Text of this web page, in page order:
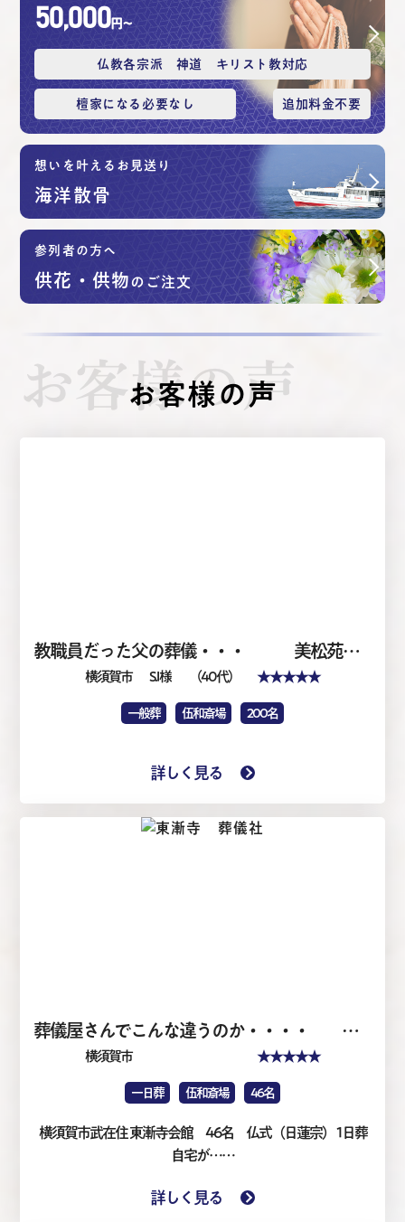
仏教各宗派 神道 キリスト教対応
檀家になる必要なし 追加料⾦不要
50,000円〜
想いを叶えるお見送り
海洋散⾻
参列者の方へ
供花・供物のご注文
お客様の声
お客様の声
教職員だった父の葬儀・・・ 美松苑会館 200名
横須賀市 S.I 様 （40代） ★★★★★
一般葬 伍和斎場 200名
詳しく見る
葬儀屋さんでこんな違うのか・・・・ 東漸寺会館 46名 仏式
横須賀市 ★★★★★
一日葬 伍和斎場 46名
横須賀市武在住 東漸寺会館 46名 仏式（日蓮宗） 1日葬
自宅が……
詳しく見る